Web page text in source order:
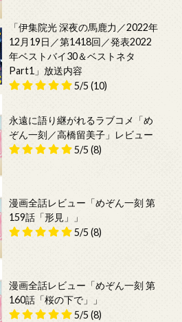
「伊集院光 深夜の馬鹿力／2022年
12月19日／第1418回／発表2022
年ベストバイ30＆ベストネタ
Part1」放送内容
5/5 (10)
永遠に語り継がれるラブコメ「め
ぞん一刻／高橋留美子」レビュー
5/5 (8)
漫画全話レビュー「めぞん一刻 第
159話「形見」」
5/5 (8)
漫画全話レビュー「めぞん一刻 第
160話「桜の下で」」
5/5 (8)